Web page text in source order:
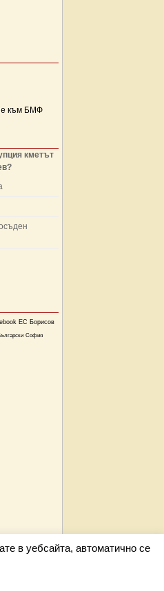
към БМФ
кметът
ЕС Борисов
София
в уебсайта, автоматично се